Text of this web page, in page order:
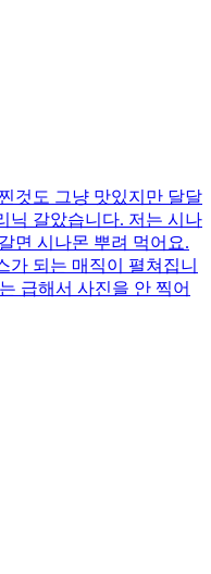
것도 그냥 맛있지만 달달
닉 갈았습니다. 저는 시나
면 시나몬 뿌려 먹어요.
가 되는 매직이 펼쳐집니
급해서 사진을 안 찍어